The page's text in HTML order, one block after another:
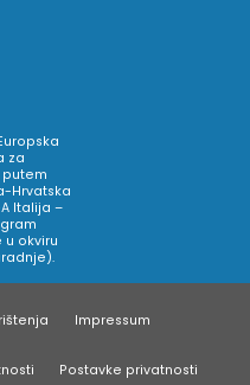
za
putem
Hrvatska
A Italija –
okviru
Impressum
Postavke privatnosti